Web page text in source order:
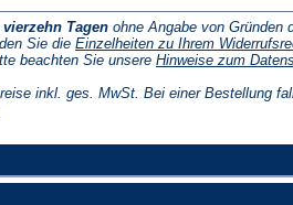
Tagen ohne Angabe von Gründen
Sie die Einzelheiten zu Ihrem
beachten Sie unsere Hinweise zum
inkl. ges. MwSt. Bei einer Bestellung